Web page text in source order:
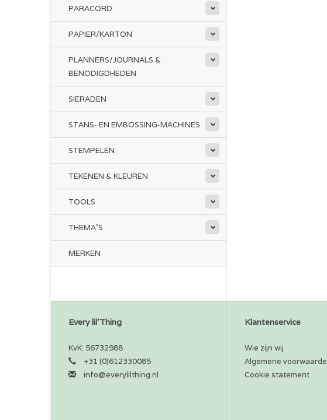
PARACORD
PAPIER/KARTON
PLANNERS/JOURNALS &
BENODIGDHEDEN
SIERADEN
STANS- EN EMBOSSING-MACHINES
STEMPELEN
TEKENEN & KLEUREN
TOOLS
THEMA'S
MERKEN
Every lil'Thing
KvK: 56732988
+31 (0)612330085
info@everylilthing.nl
Klantenservice
Wie zijn wij
Algemene
Cookie statement